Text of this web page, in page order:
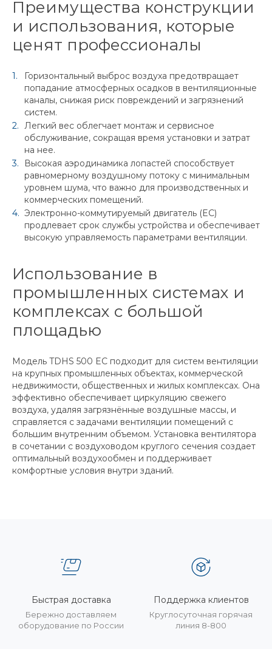
Преимущества конструкции
и использования, которые
ценят профессионалы
Горизонтальный выброс воздуха предотвращает
попадание атмосферных осадков в вентиляционные
каналы, снижая риск повреждений и загрязнений
систем.
Легкий вес облегчает монтаж и сервисное
обслуживание, сокращая время установки и затрат
на нее.
Высокая аэродинамика лопастей способствует
равномерному воздушному потоку с минимальным
уровнем шума, что важно для производственных и
коммерческих помещений.
Электронно-коммутируемый двигатель (EC)
продлевает срок службы устройства и обеспечивает
высокую управляемость параметрами вентиляции.
Использование в
промышленных системах и
комплексах с большой
площадью
Модель TDHS 500 EC подходит для систем вентиляции
на крупных промышленных объектах, коммерческой
недвижимости, общественных и жилых комплексах. Она
эффективно обеспечивает циркуляцию свежего
воздуха, удаляя загрязнённые воздушные массы, и
справляется с задачами вентиляции помещений с
большим внутренним объемом. Установка вентилятора
в сочетании с воздуховодом круглого сечения создает
оптимальный воздухообмен и поддерживает
комфортные условия внутри зданий.
Быстрая доставка
Бережно доставляем
оборудование по России
Поддержка клиентов
Круглосуточная горячая
линия 8-800